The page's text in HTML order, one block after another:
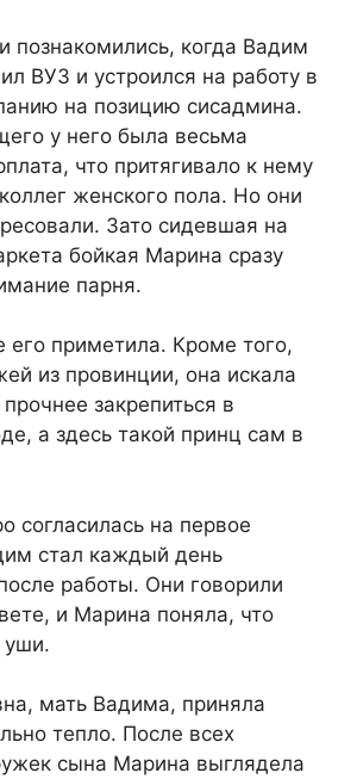
познакомились, когда Вадим
ВУЗ и устроился на работу в
на позицию сисадмина.
у него была весьма
что притягивало к нему
женского пола. Но они
Зато сидевшая на
бойкая Марина сразу
парня.
приметила. Кроме того,
из провинции, она искала
закрепиться в
а здесь такой принц сам в
согласилась на первое
стал каждый день
работы. Они говорили
и Марина поняла, что
уши.
мать Вадима, приняла
тепло. После всех
сына Марина выглядела